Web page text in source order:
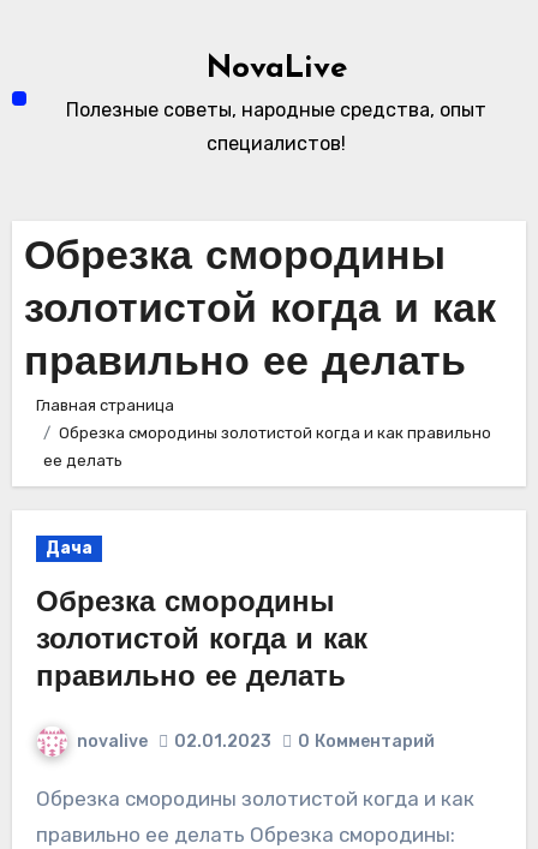
NovaLive
Полезные советы, народные средства, опыт
специалистов!
Обрезка смородины
золотистой когда и как
правильно ее делать
Главная страница
Обрезка смородины золотистой когда и как правильно
ее делать
Дача
Обрезка смородины
золотистой когда и как
правильно ее делать
novalive 02.01.2023 0 Комментарий
Обрезка смородины золотистой когда и как
правильно ее делать Обрезка смородины: